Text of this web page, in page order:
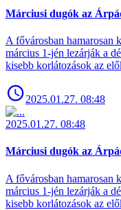
Márciusi dugók az
A fővárosban hamarosan
március 1-jén lezárják a
kisebb korlátozások az
2025.01.27. 08:48
2025.01.27. 08:48
Márciusi dugók az
A fővárosban hamarosan
március 1-jén lezárják a
kisebb korlátozások az